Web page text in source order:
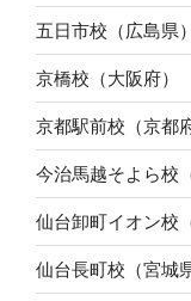
五日市校（広島県）
京橋校（大阪府）
京都駅前校（京都
今治馬越そよら校
仙台卸町イオン校
仙台長町校（宮城